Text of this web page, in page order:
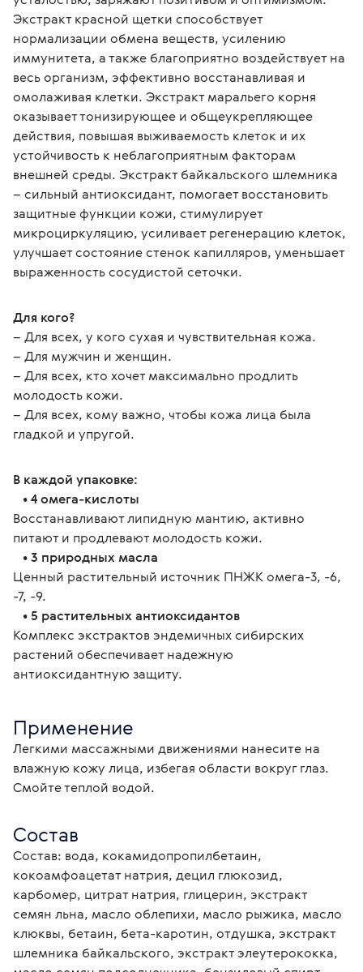
Экстракт красной щетки способствует
нормализации обмена веществ, усилению
иммунитета, а также благоприятно воздействует на
весь организм, эффективно восстанавливая и
омолаживая клетки. Экстракт маральего корня
оказывает тонизирующее и общеукрепляющее
действия, повышая выживаемость клеток и их
устойчивость к неблагоприятным факторам
внешней среды. Экстракт байкальского шлемника
– сильный антиоксидант, помогает восстановить
защитные функции кожи, стимулирует
микроциркуляцию, усиливает регенерацию клеток,
улучшает состояние стенок капилляров, уменьшает
выраженность сосудистой сеточки.
Для кого?
– Для всех, у кого сухая и чувствительная кожа.
– Для мужчин и женщин.
– Для всех, кто хочет максимально продлить
молодость кожи.
– Для всех, кому важно, чтобы кожа лица была
гладкой и упругой.
В каждой упаковке:
• 4 омега-кислоты
Восстанавливают липидную мантию, активно
питают и продлевают молодость кожи.
• 3 природных масла
Ценный растительный источник ПНЖК омега-3, -6,
-7, -9.
• 5 растительных антиоксидантов
Комплекс экстрактов эндемичных сибирских
растений обеспечивает надежную
антиоксидантную защиту.
Применение
Легкими массажными движениями нанесите на
влажную кожу лица, избегая области вокруг глаз.
Смойте теплой водой.
Состав
Состав: вода, кокамидопропилбетаин,
кокоамфоацетат натрия, децил глюкозид,
карбомер, цитрат натрия, глицерин, экстракт
семян льна, масло облепихи, масло рыжика, масло
клюквы, бетаин, бета-каротин, отдушка, экстракт
шлемника байкальского, экстракт элеутерококка,